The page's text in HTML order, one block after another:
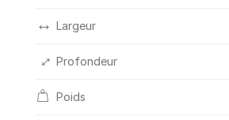
Largeur
Profondeur
Poids